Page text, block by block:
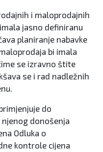
i maloprodajnih
jasno definiranu
planiranje nabavke
bi imala
se izravno štite
se i rad nadležnih
do
njenog donošenja
Odluka o
kontrole cijena